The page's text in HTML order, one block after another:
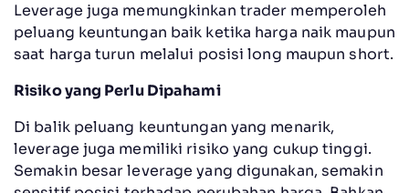
Leverage juga memungkinkan trader memperoleh
peluang keuntungan baik ketika harga naik maupun
saat harga turun melalui posisi long maupun short.
Risiko yang Perlu Dipahami
Di balik peluang keuntungan yang menarik,
leverage juga memiliki risiko yang cukup tinggi.
Semakin besar leverage yang digunakan, semakin